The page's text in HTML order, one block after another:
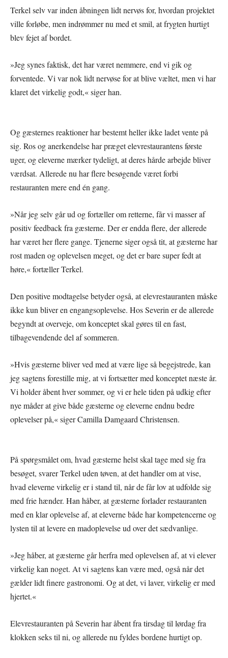
Terkel selv var inden åbningen lidt nervøs for, hvordan projektet
ville forløbe, men indrømmer nu med et smil, at frygten hurtigt
blev fejet af bordet.
»Jeg synes faktisk, det har været nemmere, end vi gik og
forventede. Vi var nok lidt nervøse for at blive væltet, men vi har
klaret det virkelig godt,« siger han.
Og gæsternes reaktioner har bestemt heller ikke ladet vente på
sig. Ros og anerkendelse har præget elevrestaurantens første
uger, og eleverne mærker tydeligt, at deres hårde arbejde bliver
værdsat. Allerede nu har flere besøgende været forbi
restauranten mere end én gang.
»Når jeg selv går ud og fortæller om retterne, får vi masser af
positiv feedback fra gæsterne. Der er endda flere, der allerede
har været her flere gange. Tjenerne siger også tit, at gæsterne har
rost maden og oplevelsen meget, og det er bare super fedt at
høre,« fortæller Terkel.
Den positive modtagelse betyder også, at elevrestauranten måske
ikke kun bliver en engangsoplevelse. Hos Severin er de allerede
begyndt at overveje, om konceptet skal gøres til en fast,
tilbagevendende del af sommeren.
»Hvis gæsterne bliver ved med at være lige så begejstrede, kan
jeg sagtens forestille mig, at vi fortsætter med konceptet næste år.
Vi holder åbent hver sommer, og vi er hele tiden på udkig efter
nye måder at give både gæsterne og eleverne endnu bedre
oplevelser på,« siger Camilla Damgaard Christensen.
På spørgsmålet om, hvad gæsterne helst skal tage med sig fra
besøget, svarer Terkel uden tøven, at det handler om at vise,
hvad eleverne virkelig er i stand til, når de får lov at udfolde sig
med frie hænder. Han håber, at gæsterne forlader restauranten
med en klar oplevelse af, at eleverne både har kompetencerne og
lysten til at levere en madoplevelse ud over det sædvanlige.
»Jeg håber, at gæsterne går herfra med oplevelsen af, at vi elever
virkelig kan noget. At vi sagtens kan være med, også når det
gælder lidt finere gastronomi. Og at det, vi laver, virkelig er med
hjertet.«
Elevrestauranten på Severin har åbent fra tirsdag til lørdag fra
klokken seks til ni, og allerede nu fyldes bordene hurtigt op.